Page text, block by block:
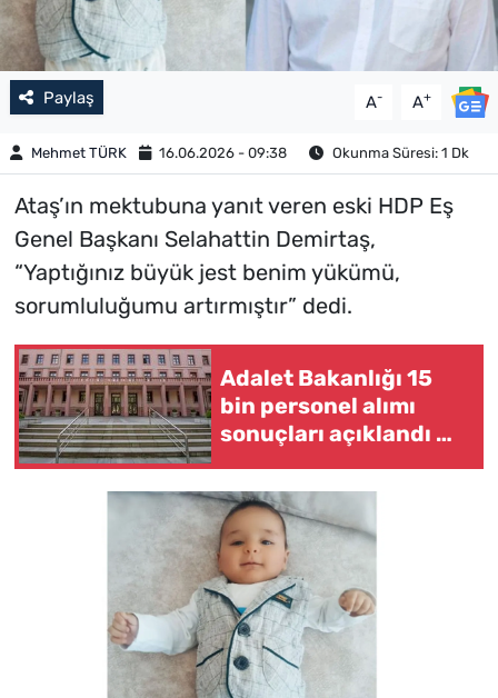
Paylaş A- A+
Mehmet TÜRK 16.06.2026 - 09:38 Okunma Süresi: 1 Dk
Ataş’ın mektubuna yanıt veren eski HDP Eş
Genel Başkanı Selahattin Demirtaş,
“Yaptığınız büyük jest benim yükümü,
sorumluluğumu artırmıştır” dedi.
Adalet Bakanlığı 15
bin personel alımı
sonuçları açıklandı mı,
açıklanacak? İKM,
zabıt katibi ve
mübaşir